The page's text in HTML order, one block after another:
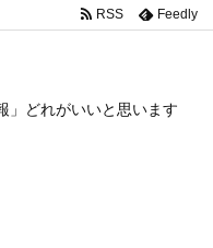
」どれがいいと思います
RSS Feedly